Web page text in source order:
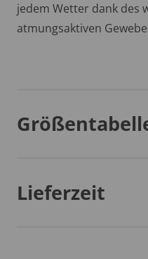
jedem Wetter dank des
atmungsaktiven
Lieferzeit